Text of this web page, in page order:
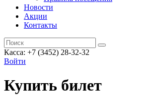
Новости
Акции
Контакты
Касса: +7 (3452) 28-32-32
Войти
Купить билет